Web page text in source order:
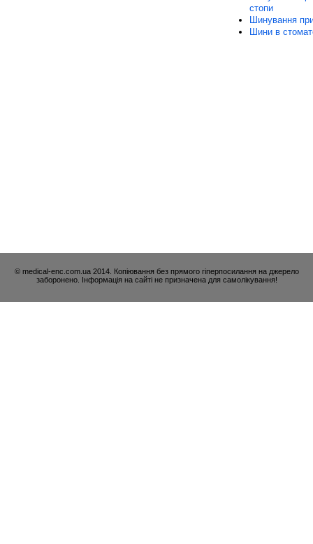
стопи
Шинування
Шини в
© medical-enc.com.ua 2014. Копіювання без прямого гіперпосилання на джерело
заборонено. Інформація на сайті не призначена для самолікування!